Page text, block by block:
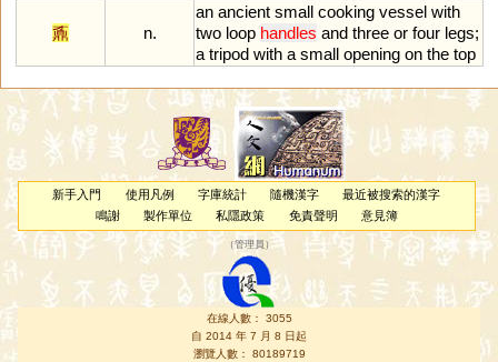
鼒 n.
an ancient small cooking vessel with
two loop handles and three or four legs;
a tripod with a small opening on the top
新手入門 使用凡例 字庫統計 隨機漢字
最近被搜索的漢字
鳴謝
製作單位 私隱政策 免責聲明 意見簿
（管理員 ）
在線人數： 3055
自 2014 年 7 月 8 日起
瀏覽人數： 80189719